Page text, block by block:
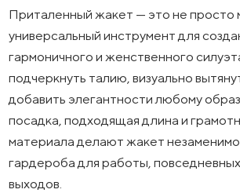
Приталенный жакет — это не просто
универсальный инструмент для
гармоничного и женственного
подчеркнуть талию, визуально
добавить элегантности любому
посадка, подходящая длина и
материала делают жакет
гардероба для работы,
выходов.